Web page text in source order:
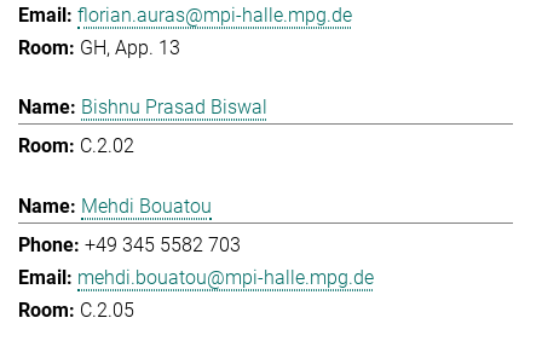
florian.auras@mpi-halle.mpg.de
GH, App. 13
Bishnu Prasad Biswal
C.2.02
Mehdi Bouatou
+49 345 5582 703
mehdi.bouatou@mpi-halle.mpg.de
C.2.05